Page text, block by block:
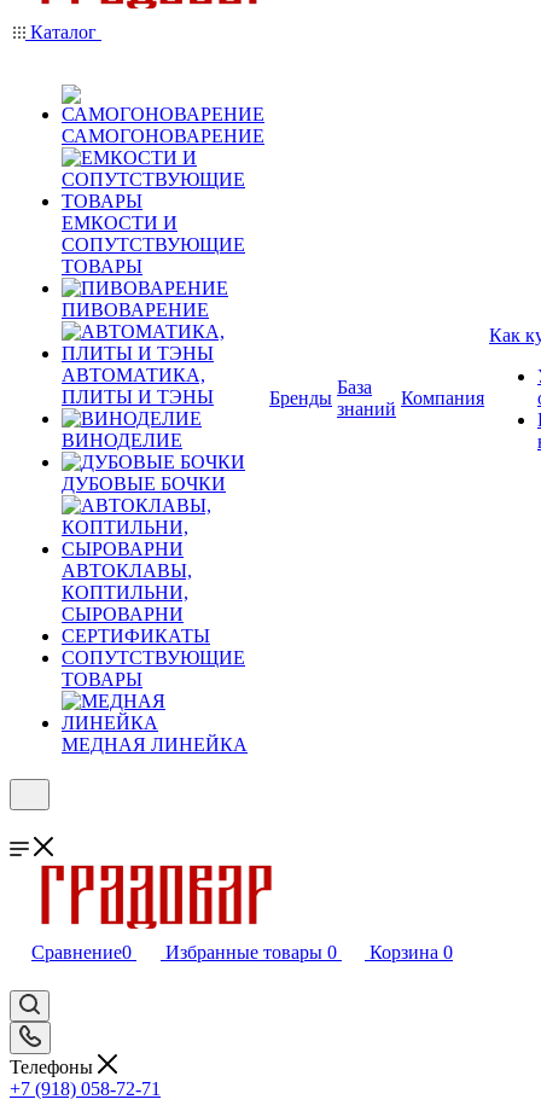
Каталог
САМОГОНОВАРЕНИЕ
ЕМКОСТИ И
СОПУТСТВУЮЩИЕ
ТОВАРЫ
ПИВОВАРЕНИЕ
АВТОМАТИКА,
ПЛИТЫ И ТЭНЫ
ВИНОДЕЛИЕ
ДУБОВЫЕ БОЧКИ
АВТОКЛАВЫ,
КОПТИЛЬНИ,
СЫРОВАРНИ
СЕРТИФИКАТЫ
СОПУТСТВУЮЩИЕ
ТОВАРЫ
МЕДНАЯ ЛИНЕЙКА
Бренды
База
знаний
Компания
Как
Сравнение0 Избранные товары 0 Корзина 0
Телефоны
+7 (918) 058-72-71